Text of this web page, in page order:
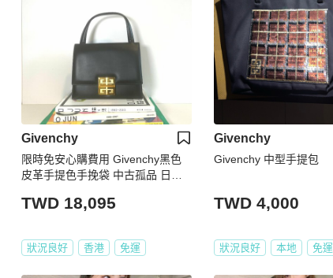
Givenchy
限時免安心購費用 Givenchy黑色
皮革手提色手挽袋 中古孤品 日本
TWD 18,095
狀況良好 香港 免運
Givenchy
Givenchy 中型手提包
TWD 4,000
狀況良好 本地 免運